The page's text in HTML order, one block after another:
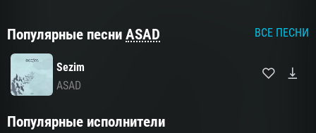
Популярные песни ASAD ВСЕ ПЕСНИ
Sezim
ASAD
Популярные исполнители